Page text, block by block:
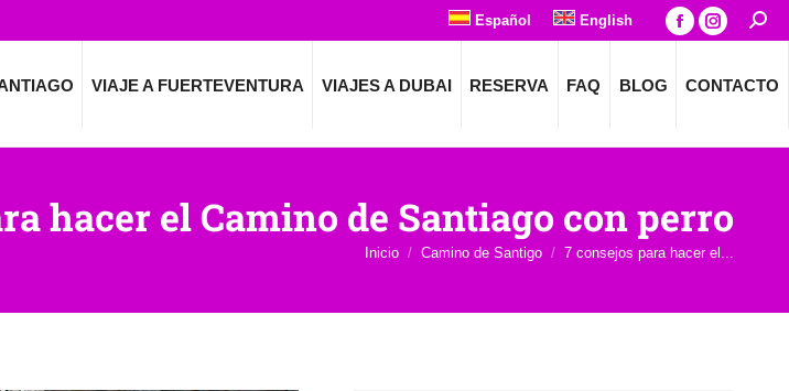
Español English
La
Facebook
abre
una
ventana
nueva
La
abre
una
ventana
nueva
VIAJE A FUERTEVENTURA VIAJES A DUBAI RESERVA FAQ BLOG CONTACTO
hacer el Camino de Santiago con perro
Estás aquí:
Inicio Camino de Santigo 7 consejos para hacer el...